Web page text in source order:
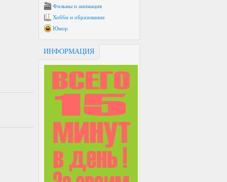
Фильмы и анимация
Хобби и образование
Юмор
ИНФОРМАЦИЯ